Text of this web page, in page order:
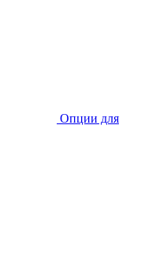
Опции для